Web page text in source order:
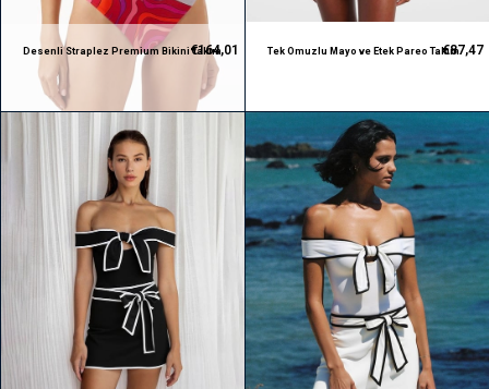
Desenli Straplez Premium Bikini Takım
€164,01 Tek Omuzlu Mayo ve Etek Pareo Takım€87,47